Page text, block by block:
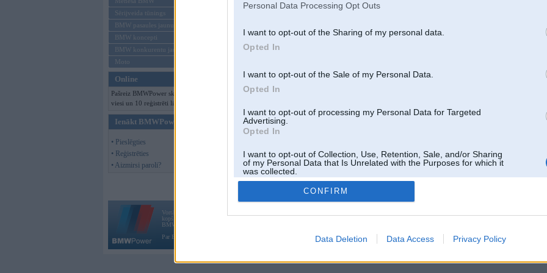
Personal Data Processing Opt Outs
I want to opt-out of the Sharing of my personal data.
Opted In
I want to opt-out of the Sale of my Personal Data.
Opted In
I want to opt-out of processing my Personal Data for Targeted
Advertising.
Opted In
I want to opt-out of Collection, Use, Retention, Sale, and/or Sharing
of my Personal Data that Is Unrelated with the Purposes for which it
was collected.
Opted Out
CONFIRM
Data Deletion Data Access Privacy Policy
Sērijveida tūnings
BMW pasaules jaunumi
BMW koncepti
BMW konkurentu jaunumi
Moto
Online
Pašreiz BMWPower skatās 116
viesi un 10 reģistrēti lietotāji.
Ienākt BMWPower
• Pieslēgties
• Reģistrēties
• Aizmirsi paroli?
Vortāls BMWPower.lv darbojas
kopš 2002. gada 14. maija. Tas nav auto klubs un nav saistīts ar
BMW AG.
Par BMWPower